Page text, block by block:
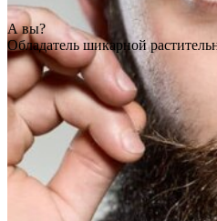
А вы?
Обладатель шикарной